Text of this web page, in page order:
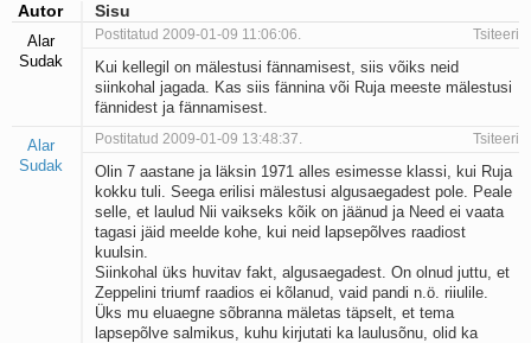
Aeg
Oota mind
Ih-ih-hii ja ah-ah-haa
Päikeselapsed
Laul võimalusest
Luigelaul
Nii vaikseks kõik on jäänud
Mis saab sellest loomusevalust
Ei mullast
Avanemine
Üleminek
Laul teost
Põhi, lõuna, ida, lääs
Elupõline kaja
Autor Sisu
Alar
Sudak
Postitatud 2009-01-09 11:06:06. Tsiteeri
Kui kellegil on mälestusi fännamisest, siis võiks neid
siinkohal jagada. Kas siis fännina või Ruja meeste mälestusi
fännidest ja fännamisest.
Alar
Sudak
Postitatud 2009-01-09 13:48:37. Tsiteeri
Olin 7 aastane ja läksin 1971 alles esimesse klassi, kui Ruja
kokku tuli. Seega erilisi mälestusi algusaegadest pole. Peale
selle, et laulud Nii vaikseks kõik on jäänud ja Need ei vaata
tagasi jäid meelde kohe, kui neid lapsepõlves raadiost
kuulsin.
Siinkohal üks huvitav fakt, algusaegadest. On olnud juttu, et
Zeppelini triumf raadios ei kõlanud, vaid pandi n.ö. riiulile.
Üks mu eluaegne sõbranna mäletas täpselt, et tema
lapsepõlve salmikus, kuhu kirjutati ka laulusõnu, olid ka